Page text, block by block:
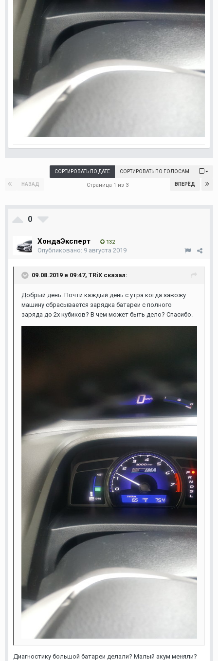
СОРТИРОВАТЬ ПО ГОЛОСАМ
СОРТИРОВАТЬ ПО ДАТЕ
НАЗАД ВПЕРЁД
Страница 1 из 3
0
ХондаЭксперт 132
Опубликовано: 9 августа 2019
09.08.2019 в 09:47, TRiX сказал:
Добрый день. Почти каждый день с утра когда завожу
машину сбрасывается зарядка батареи с полного
заряда до 2х кубиков? В чем может быть дело? Спасибо.
Диагностику большой батареи делали? Малый акум меняли?